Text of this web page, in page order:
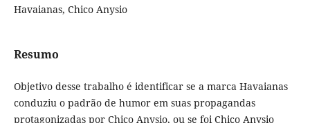
Havaianas, Chico Anysio
Resumo
Objetivo desse trabalho é identificar se a marca Havaianas
conduziu o padrão de humor em suas propagandas
protagonizadas por Chico Anysio, ou se foi Chico Anysio